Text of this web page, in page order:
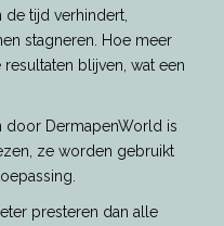
tijd verhindert,
stagneren. Hoe meer
blijven, wat een
door DermapenWorld is
ze worden gebruikt
presteren dan alle